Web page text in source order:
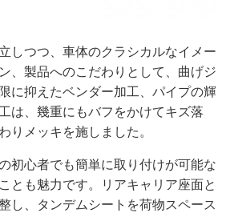
しつつ、車体のクラシカルなイメー
、製品へのこだわりとして、曲げジ
に抑えたベンダー加工、パイプの輝
は、幾重にもバフをかけてキズ落
りメッキを施しました。
初心者でも簡単に取り付けが可能な
とも魅力です。リアキャリア座面と
し、タンデムシートを荷物スペース